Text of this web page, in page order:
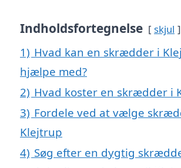
Indholdsfortegnelse skjul
1) Hvad kan en skrædder i
hjælpe med?
2) Hvad koster en skrædder i
3) Fordele ved at vælge
Klejtrup
4) Søg efter en dygtig